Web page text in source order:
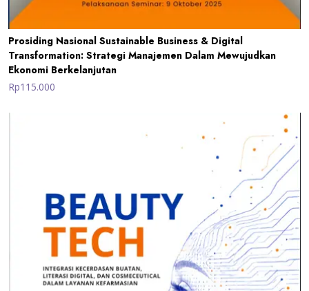
Prosiding Nasional Sustainable Business & Digital
Transformation: Strategi Manajemen Dalam Mewujudkan
Ekonomi Berkelanjutan
Rp115.000